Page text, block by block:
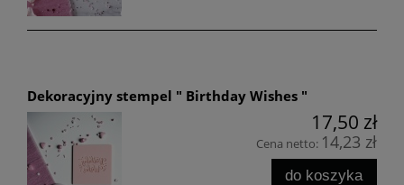
Dekoracyjny stempel " Birthday Wishes "
17,50 zł
Cena netto: 14,23 zł
do koszyka